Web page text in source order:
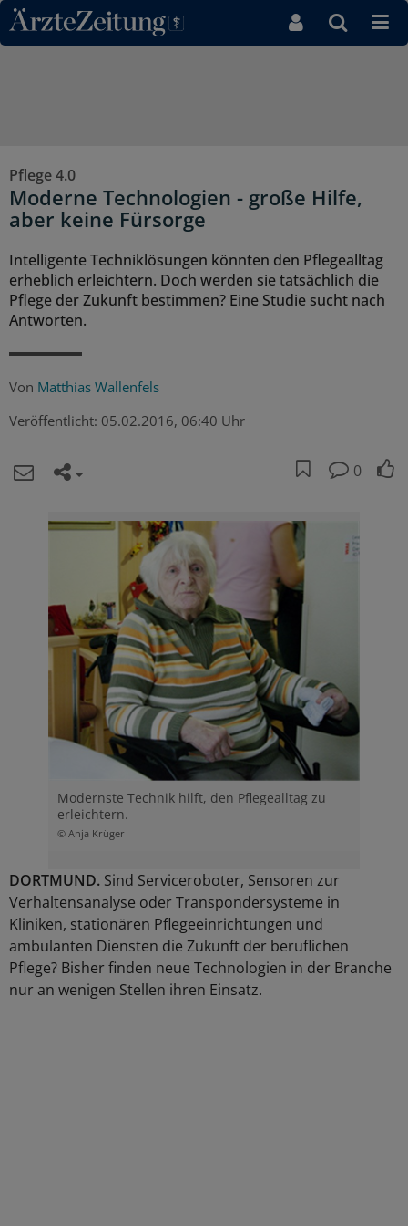
Direkt zum Inhaltsbereich
Pflege 4.0
Moderne Technologien - große Hilfe,
aber keine Fürsorge
Intelligente Techniklösungen könnten den Pflegealltag
erheblich erleichtern. Doch werden sie tatsächlich die
Pflege der Zukunft bestimmen? Eine Studie sucht nach
Antworten.
Von Matthias Wallenfels
Veröffentlicht: 05.02.2016, 06:40 Uhr
0
Modernste Technik hilft, den Pflegealltag zu
erleichtern.
© Anja Krüger
DORTMUND. Sind Serviceroboter, Sensoren zur
Verhaltensanalyse oder Transpondersysteme in
Kliniken, stationären Pflegeeinrichtungen und
ambulanten Diensten die Zukunft der beruflichen
Pflege? Bisher finden neue Technologien in der Branche
nur an wenigen Stellen ihren Einsatz.